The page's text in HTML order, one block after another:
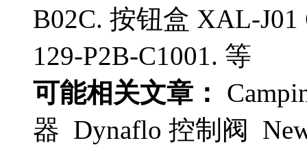
B02C. 按钮盒 XAL-
129-P2B-C1001. 等
可能相关文章：
器 Dynaflo 控制阀